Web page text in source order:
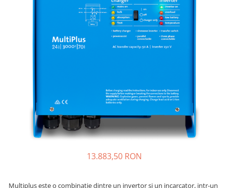
Incarcatoare acumulatori
Panouri fotovoltaice si accesorii
Sisteme prindere panouri
Invertoare Hibrid
Invertoare On-grid
Invertoare Off-grid
13.883,50 RON
Multiplus este o combinatie dintre un invertor si un incarcator, intr-un